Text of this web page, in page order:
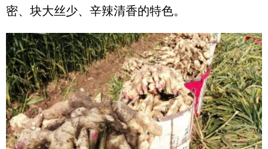
密、块大丝少、辛辣清香的特色。